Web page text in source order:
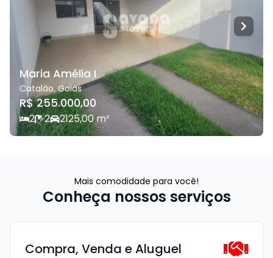
Maria Amélia I
Catalão,Goiás
R$ 255.000,00
2 2 2125,00m²
Mais comodidade para você!
Conheça nossos serviços
Compra, Venda e Aluguel